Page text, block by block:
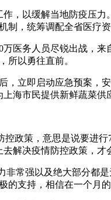
，以缓解当地防疫压
，统筹调配全省医疗资
医务人员尽锐出战，
所以勇往直前。
立即启动应急预案，
海市民提供新鲜蔬菜供
政策，意思是说要进
解决疫情防控政策，才
常强以及绝大部分都
支持，相信在一个月